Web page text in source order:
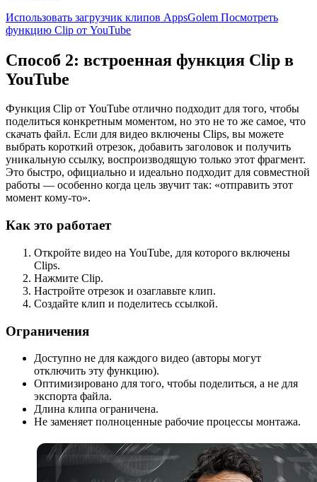
Использовать загрузчик клипов AppsGolem Посмотреть
функцию Clip от YouTube
Способ 2: встроенная функция Clip в
YouTube
Функция Clip от YouTube отлично подходит для того, чтобы
поделиться конкретным моментом, но это не то же самое, что
скачать файл. Если для видео включены Clips, вы можете
выбрать короткий отрезок, добавить заголовок и получить
уникальную ссылку, воспроизводящую только этот фрагмент.
Это быстро, официально и идеально подходит для совместной
работы — особенно когда цель звучит так: «отправить этот
момент кому-то».
Как это работает
Откройте видео на YouTube, для которого включены
Clips.
Нажмите Clip.
Настройте отрезок и озаглавьте клип.
Создайте клип и поделитесь ссылкой.
Ограничения
Доступно не для каждого видео (авторы могут
отключить эту функцию).
Оптимизировано для того, чтобы поделиться, а не для
экспорта файла.
Длина клипа ограничена.
Не заменяет полноценные рабочие процессы монтажа.